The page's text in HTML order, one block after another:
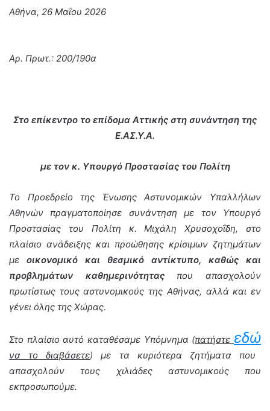
Αθήνα, 26 Μαΐου 2026
Αρ. Πρωτ.: 200/190α
Στο επίκεντρο το επίδομα Αττικής στη συνάντηση της
Ε.ΑΣ.Υ.Α.
με τον κ. ΥπουργόΠροστασίας του Πολίτη
Το Προεδρείο της Ένωσης Αστυνομικών Υπαλλήλων
Αθηνών πραγματοποίησε συνάντηση με τον Υπουργό
Προστασίας του Πολίτη κ. Μιχάλη Χρυσοχοΐδη, στο
πλαίσιο ανάδειξης και προώθησης κρίσιμων ζητημάτων
με οικονομικό και θεσμικό αντίκτυπο, καθώς και
προβλημάτων καθημερινότηταςπου απασχολούν
πρωτίστως τους αστυνομικούς της Αθήνας, αλλά και εν
γένει όλης της Χώρας.
Στο πλαίσιο αυτό καταθέσαμε Υπόμνημα (πατήστεεδώ
να το διαβάσετε) με τα κυριότερα ζητήματα που
απασχολούν τους χιλιάδες αστυνομικούς που
εκπροσωπούμε.